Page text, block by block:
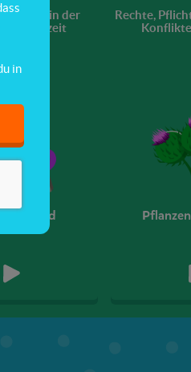
Damals in der
Steinzeit
Rechte,
Konflikte
Vorbild
in